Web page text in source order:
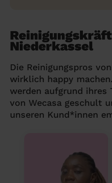
Niederkassel
Die Reinigungspros
wirklich happy
werden aufgrund ihres
von Wecasa geschult
unseren Kund*innen